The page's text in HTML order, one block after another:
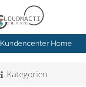
Kundencenter Home
Kategorien